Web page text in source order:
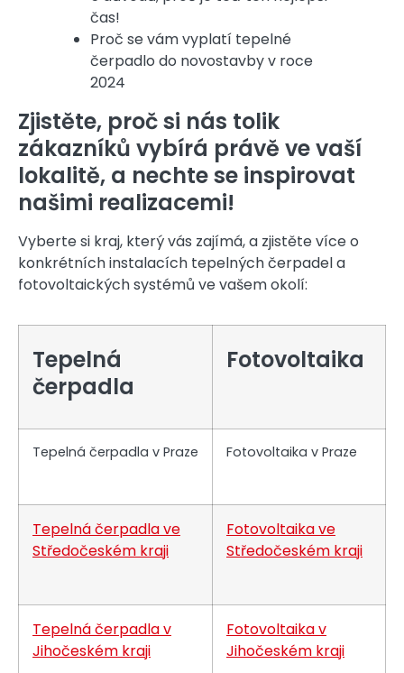
čas!
Proč se vám vyplatí tepelné
čerpadlo do novostavby v roce
2024
Zjistěte, proč si nás tolik
zákazníků vybírá právě ve vaší
lokalitě, a nechte se inspirovat
našimi realizacemi!
Vyberte si kraj, který vás zajímá, a zjistěte více o
konkrétních instalacích tepelných čerpadel a
fotovoltaických systémů ve vašem okolí:
Tepelná
čerpadla
Fotovoltaika
Tepelná čerpadla v Praze Fotovoltaika v Praze
Tepelná čerpadla ve
Středočeském kraji
Fotovoltaika ve
Středočeském kraji
Tepelná čerpadla v
Jihočeském kraji
Fotovoltaika v
Jihočeském kraji